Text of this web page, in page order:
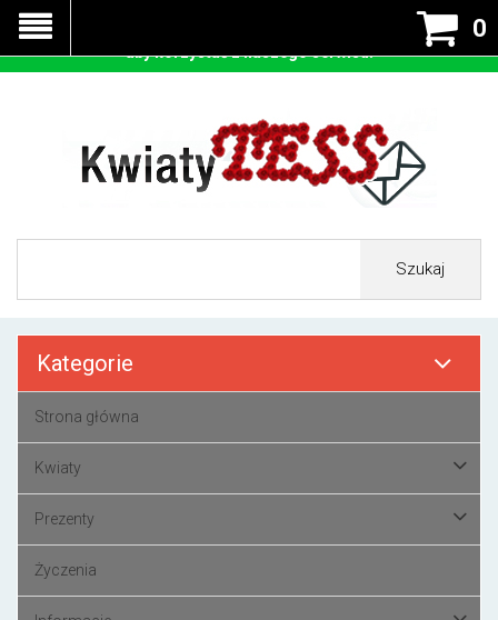
0
Szukaj
Kategorie
Strona główna
Kwiaty
Prezenty
Życzenia
Nasza strona korzysta z cookies - czyli tzw ciastek w celu
prawidłowego działania. Zaakceptuj przyjmowanie cookies
aby korzystać z naszego serwisu.